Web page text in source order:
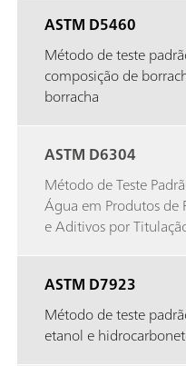
ASTM D5460
Método de teste
composição de
borracha
ASTM D6304
Método de Teste
Água em Produtos de
e Aditivos por
ASTM D7923
Método de teste
etanol e